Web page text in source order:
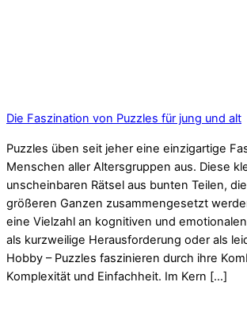
Die Faszination von Puzzles für jung und alt
Puzzles üben seit jeher eine einzigartige
Menschen aller Altersgruppen aus. Diese
unscheinbaren Rätsel aus bunten Teilen,
größeren Ganzen zusammengesetzt
eine Vielzahl an kognitiven und
als kurzweilige Herausforderung oder als
Hobby – Puzzles faszinieren durch ihre
Komplexität und Einfachheit. Im Kern […]